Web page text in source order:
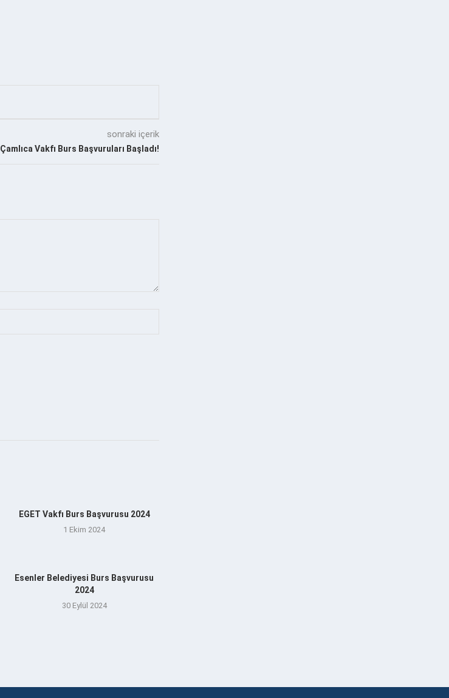
sonraki içerik
Çamlıca Vakfı Burs Başvuruları Başladı!
EGET Vakfı Burs Başvurusu 2024
1 Ekim 2024
Esenler Belediyesi Burs Başvurusu
2024
30 Eylül 2024